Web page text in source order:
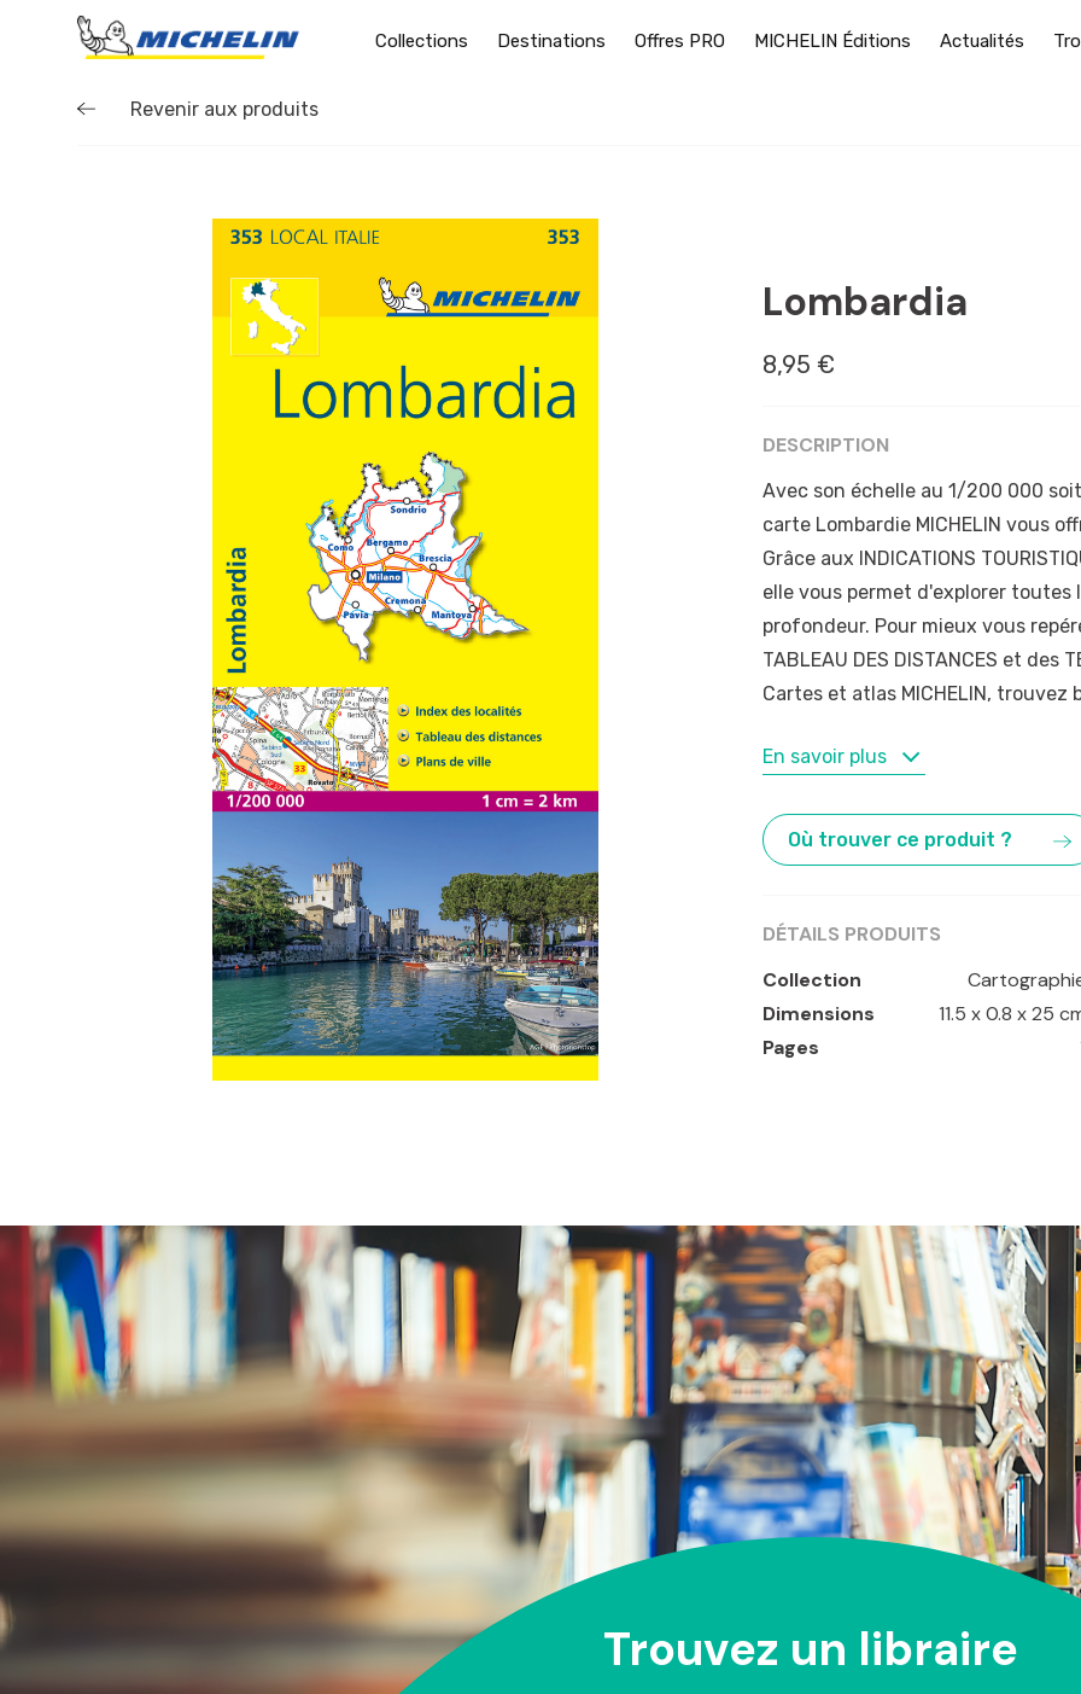
Collections Destinations Offres PRO MICHELIN Éditions Actualités
Revenir aux produits
Lombardia
8,95 €
DESCRIPTION
Avec son échelle au 1/200 000
carte Lombardie MICHELIN vous
Grâce aux INDICATIONS
elle vous permet d'explorer toutes
profondeur. Pour mieux vous
TABLEAU DES DISTANCES et des
Cartes et atlas MICHELIN,
MOTS-CLÉS
En savoir plus
Où trouver ce produit ?
DÉTAILS PRODUITS
Collection
Dimensions
11.5 x 0.8 x 25
Pages
Trouvez un libraire